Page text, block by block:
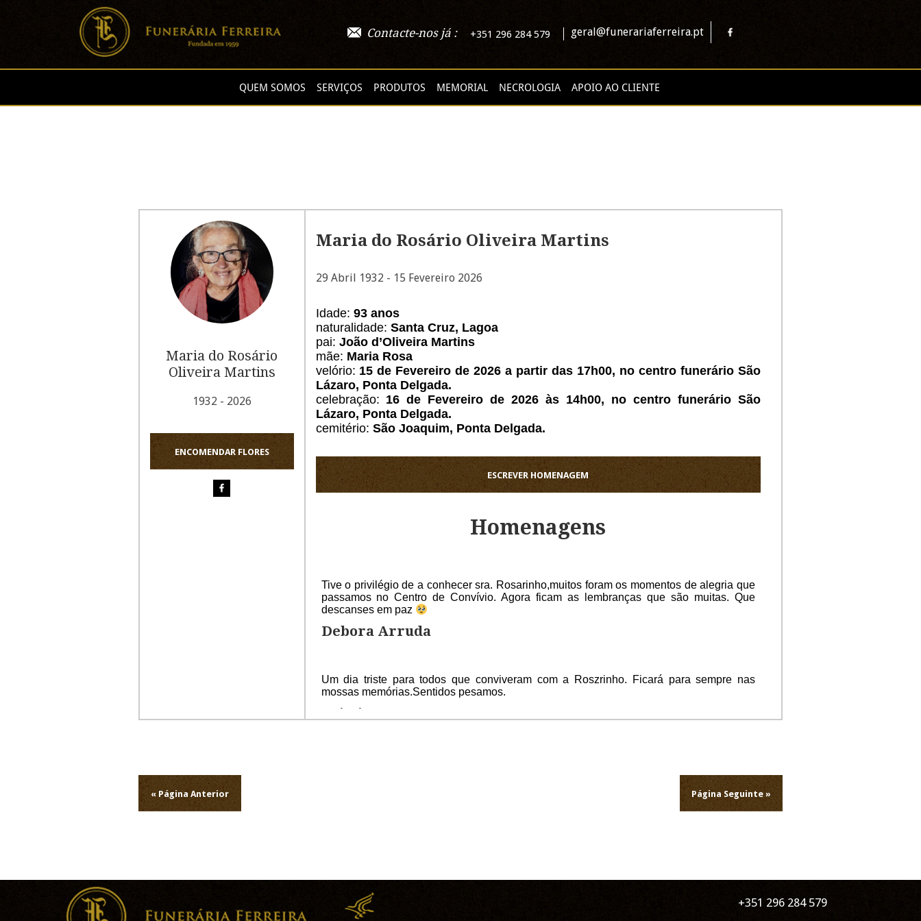
Contacte-nos já : +351 296 284 579 geral@funerariaferreira.pt
QUEM SOMOS SERVIÇOS PRODUTOS MEMORIAL NECROLOGIA APOIO AO CLIENTE
Maria do Rosário
Oliveira Martins
1932 - 2026
ENCOMENDAR FLORES
Maria do Rosário Oliveira Martins
29 Abril 1932 - 15 Fevereiro 2026
Idade: 93 anos
naturalidade: Santa Cruz, Lagoa
pai: João d’Oliveira Martins
mãe: Maria Rosa
velório: 15 de Fevereiro de 2026 a partir das 17h00, no centro funerário São
Lázaro, Ponta Delgada.
celebração: 16 de Fevereiro de 2026 às 14h00, no centro funerário São
Lázaro, Ponta Delgada.
cemitério: São Joaquim, Ponta Delgada.
ESCREVER HOMENAGEM
Homenagens
Tive o privilégio de a conhecer sra. Rosarinho,muitos foram os momentos de alegria que
passamos no Centro de Convívio. Agora ficam as lembranças que são muitas. Que
descanses em paz
Debora Arruda
Um dia triste para todos que conviveram com a Roszrinho. Ficará para sempre nas
mossas memórias.Sentidos pesamos.
Cristina Lopes
de
artigos
Página Seguinte »
« Página Anterior
+351 296 284 579